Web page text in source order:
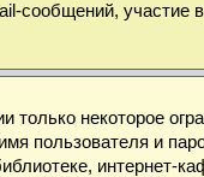
сообщений, участие в
некоторое
пользователя и
интернет-